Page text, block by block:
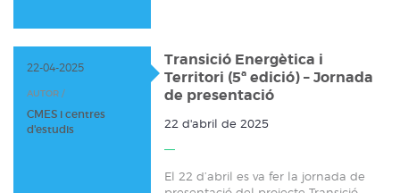
22-04-2025
AUTOR /
CMES i centres
d'estudis
Transició Energètica i
Territori (5ª edició) – Jornada
de presentació
22 d'abril de 2025
El 22 d’abril es va fer la jornada de